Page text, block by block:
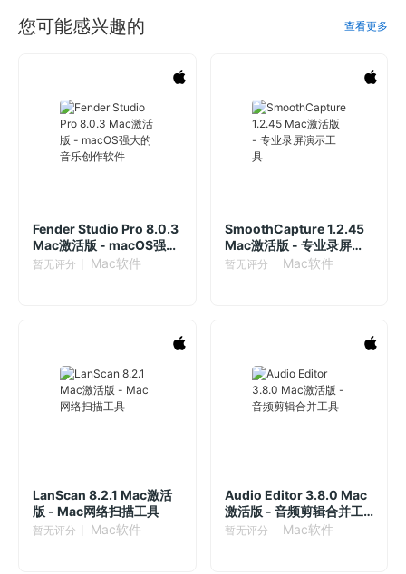
您可能感兴趣的 查看更多
Fender Studio Pro 8.0.3
Mac激活版 - macOS强大
的音乐创作软件
暂无评分 Mac软件
SmoothCapture 1.2.45
Mac激活版 - 专业录屏演
示工具
暂无评分 Mac软件
LanScan 8.2.1 Mac激活
版 - Mac网络扫描工具
暂无评分 Mac软件
Audio Editor 3.8.0 Mac
激活版 - 音频剪辑合并工
具
暂无评分 Mac软件